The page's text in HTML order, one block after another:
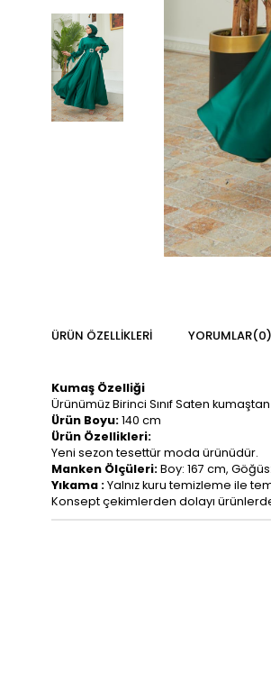
ÜRÜN ÖZELLIKLERI YORUMLAR(0)
Kumaş Özelliği
Ürünümüz Birinci Sınıf Saten
Ürün Boyu:140 cm
Ürün Özellikleri:
Yeni sezon tesettür moda ürünüdür.
Manken Ölçüleri:Boy: 167 cm,
Yıkama :Yalnız kuru temizleme ile
Konsept çekimlerden dolayı